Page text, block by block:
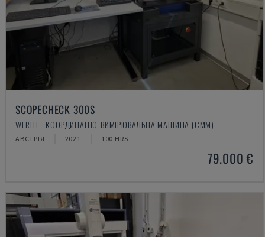
SCOPECHECK 300S
WERTH - КООРДИНАТНО-ВИМІРЮВАЛЬНА МАШИНА (CMM)
АВСТРІЯ 2021 100 HRS
79.000 €